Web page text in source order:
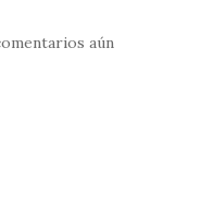
aún